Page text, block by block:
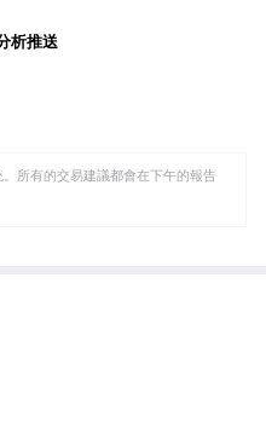
析推送
所有的交易建議都會在下午的報告